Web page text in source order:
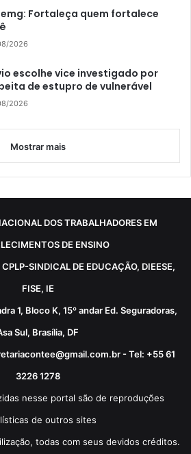
Fortaleça quem fortalece
2026
escolhe vice investigado por
de estupro de vulnerável
2026
Mostrar mais
DOS TRABALHADORES EM
DE ENSINO
SINDICAL DE EDUCAÇÃO, DIEESE,
FISE, IE
1, Bloco K, 15º andar Ed. Seguradoras,
Sul, Brasília, DF
- Tel: +55 61
3226 1278
nesse portal são de reproduções
de outros sites
todas com seus devidos créditos.